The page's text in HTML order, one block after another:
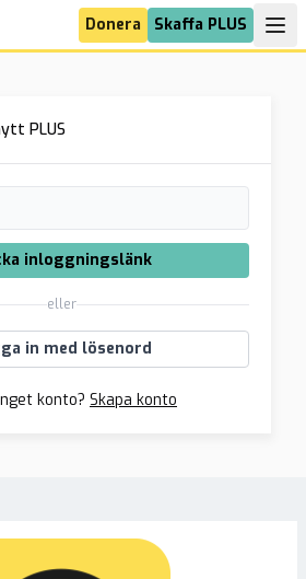
Donera Skaffa PLUS
PLUS
inloggningslänk
eller
in med lösenord
konto? Skapa konto